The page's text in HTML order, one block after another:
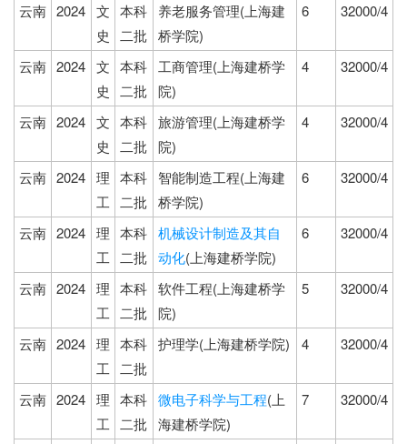
云南 2024 文
史
本科
二批
养老服务管理(上海建
桥学院)
6 32000/4
云南 2024 文
史
本科
二批
工商管理(上海建桥学
院)
4 32000/4
云南 2024 文
史
本科
二批
旅游管理(上海建桥学
院)
4 32000/4
云南 2024 理
工
本科
二批
智能制造工程(上海建
桥学院)
6 32000/4
云南 2024 理
工
本科
二批
机械设计制造及其自
动化(上海建桥学院)
6 32000/4
云南 2024 理
工
本科
二批
软件工程(上海建桥学
院)
5 32000/4
云南 2024 理
工
本科
二批
护理学(上海建桥学院) 4 32000/4
云南 2024 理
工
本科
二批
微电子科学与工程(上
海建桥学院)
7 32000/4